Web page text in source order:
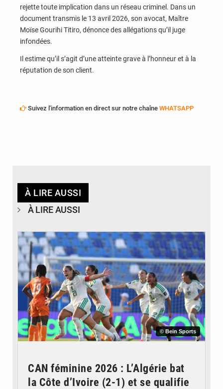
rejette toute implication dans un réseau criminel. Dans un
document transmis le 13 avril 2026, son avocat, Maître
Moïse Gourihi Titiro, dénonce des allégations qu’il juge
infondées.
Il estime qu’il s’agit d’une atteinte grave à l’honneur et à la
réputation de son client.
Suivez l'information en direct sur notre chaîne WHATSAPP
À LIRE AUSSI
À LIRE AUSSI
© Bein Sports
CAN féminine 2026 : L’Algérie bat
la Côte d’Ivoire (2-1) et se qualifie